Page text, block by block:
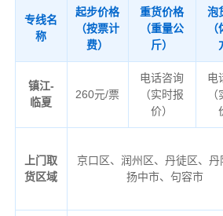
专线名
称
起步价格
（按票计
费）
重货价格
（重量公
斤）
泡
镇江-
临夏
260元/票
电话咨询
（实时报
价）
电
上门取
货区域
京口区、润州区、丹徒区、丹
扬中市、句容市